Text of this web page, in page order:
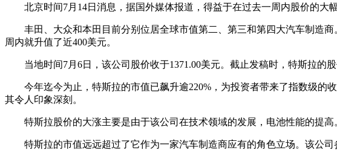
北京时间7月14日消息，据国外媒体报道，得益于在过去一周内股价的大
丰田、大众和本田目前分别位居全球市值第二、第三和第四大汽车制造
周内就升值了近400美元。
当地时间7月6日，该公司股价收于1371.00美元。截止发稿时，特斯拉的
今年迄今为止，特斯拉的市值已飙升逾220%，为投资者带来了指数级
其令人印象深刻。
特斯拉股价的大涨主要是由于该公司在技术领域的发展，电池性能的提
特斯拉的市值远远超过了它作为一家汽车制造商应有的角色立场。该公